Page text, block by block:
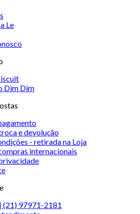
Le
Dim Dim
e devolução
- retirada na Loja
internacionais
(21) 97971-2181